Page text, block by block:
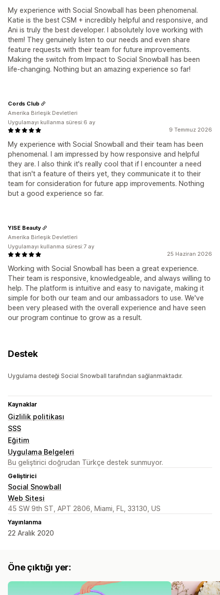
My experience with Social Snowball has been phenomenal.
Katie is the best CSM + incredibly helpful and responsive, and
Ani is truly the best developer. I absolutely love working with
them! They genuinely listen to our needs and even share
feature requests with their team for future improvements.
Making the switch from Impact to Social Snowball has been
life-changing. Nothing but an amazing experience so far!
9 Temmuz 2026
My experience with Social Snowball and their team has been
phenomenal. I am impressed by how responsive and helpful
they are. I also think it's really cool that if I encounter a need
that isn't a feature of theirs yet, they communicate it to their
team for consideration for future app improvements. Nothing
but a good experience so far.
Cords Club
Amerika Birleşik Devletleri
Uygulamayı kullanma süresi:6 ay
25 Haziran 2026
Working with Social Snowball has been a great experience.
Their team is responsive, knowledgeable, and always willing to
help. The platform is intuitive and easy to navigate, making it
simple for both our team and our ambassadors to use. We've
been very pleased with the overall experience and have seen
our program continue to grow as a result.
YISE Beauty
Amerika Birleşik Devletleri
Uygulamayı kullanma süresi:7 ay
Destek
Uygulama desteği Social Snowball tarafından sağlanmaktadır.
Kaynaklar
Gizlilik politikası
SSS
Eğitim
Uygulama Belgeleri
Bu geliştirici doğrudan Türkçe destek sunmuyor.
Geliştirici
Social Snowball
Web Sitesi
45 SW 9th ST, APT 2806, Miami, FL, 33130, US
Yayınlanma
22 Aralık 2020
Öne çıktığı yer: